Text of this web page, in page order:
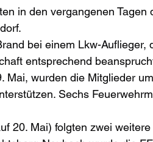
in den vergangenen Tagen
bei einem Lkw-Auflieger,
entsprechend
Mai, wurden die Mitglieder
Sechs
20. Mai) folgten zwei weitere